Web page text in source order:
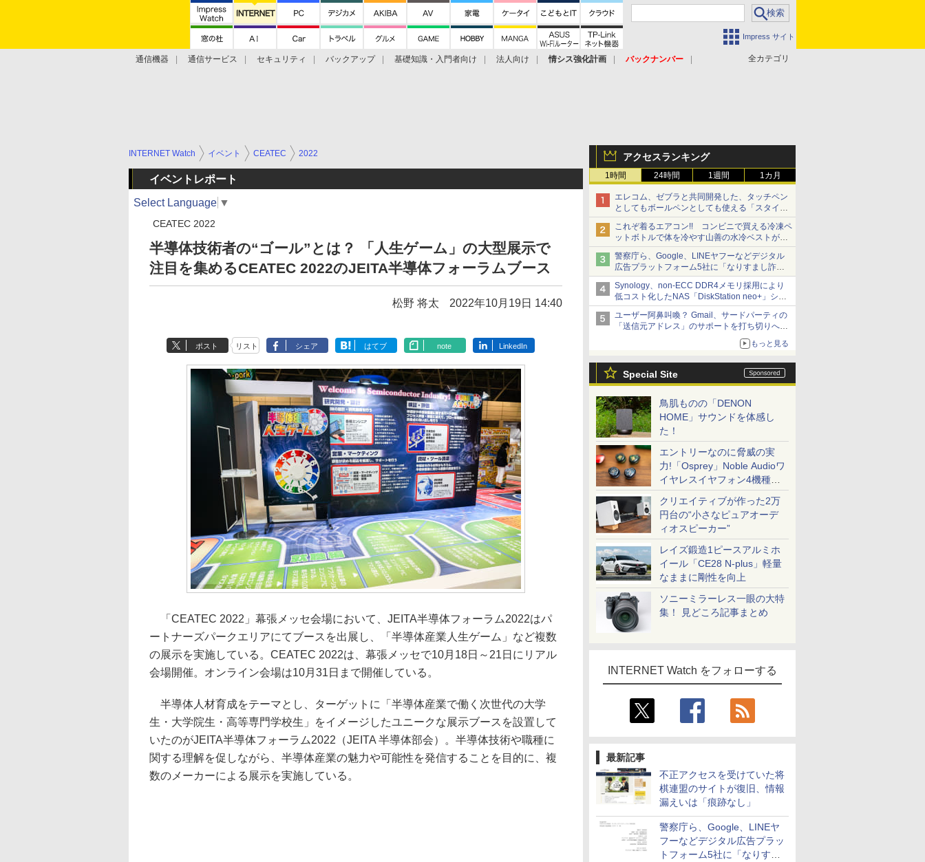
Impress サイト
全カテゴリ
通信機器 通信サービス セキュリティ バックアップ 基礎知識・入門者向け 法人向け 情シス強化計画
バックナンバー
アクセスランキング
1時間 24時間 1週間 1カ月
エレコム、ゼブラと共同開発した、タッチペン
としてもボールペンとしても使える「スタイラ
スツーウェイ」発売 iPadにも紙にも、持ち替
えずに書き込める
これぞ着るエアコン!! コンビニで買える冷凍ペ
ットボトルで体を冷やす山善の水冷ベストがロ
ードバイクにちょうどいい【ぼっち・ざ・ろー
ど！その14】【空いた時間でなにしてる？】
警察庁ら、Google、LINEヤフーなどデジタル
広告プラットフォーム5社に「なりすまし詐欺
広告」対策強化を要請 著名人の写真や映像を
使った投資詐欺などへの対策として
Synology、non-ECC DDR4メモリ採用により
低コスト化したNAS「DiskStation neo+」シリ
ーズ 予算を抑えて導入でき、ECCメモリへの
アップグレードも可能
ユーザー阿鼻叫喚？ Gmail、サードパーティの
「送信元アドレス」のサポートを打ち切りへ
もっと見る
Special Site
鳥肌ものの「DENON
HOME」サウンドを体感し
た！
エントリーなのに脅威の実
力!「Osprey」Noble Audioワ
イヤレスイヤフォン4機種を
一気に聴く
クリエイティブが作った2万
円台の“小さなピュアオーデ
ィオスピーカー”
レイズ鍛造1ピースアルミホ
イール「CE28 N-plus」軽量
なままに剛性を向上
ソニーミラーレス一眼の大特
集！ 見どころ記事まとめ
INTERNET Watch をフォローする
最新記事
不正アクセスを受けていた将
棋連盟のサイトが復旧、情報
漏えいは「痕跡なし」
警察庁ら、Google、LINEヤ
フーなどデジタル広告プラッ
トフォーム5社に「なりすま
INTERNET Watch イベント CEATEC 2022
イベントレポート
Select Language ▼
CEATEC 2022
半導体技術者の“ゴール”とは？ 「人生ゲーム」の大型展示で
注目を集めるCEATEC 2022のJEITA半導体フォーラムブース
松野 将太 2022年10月19日 14:40
ポスト リスト シェア はてブ note LinkedIn
「CEATEC 2022」幕張メッセ会場において、JEITA半導体フォーラム2022はパ
ートナーズパークエリアにてブースを出展し、「半導体産業人生ゲーム」など複数
の展示を実施している。CEATEC 2022は、幕張メッセで10月18日～21日にリアル
会場開催。オンライン会場は10月31日まで開催している。
半導体人材育成をテーマとし、ターゲットに「半導体産業で働く次世代の大学
生・大学院生・高等専門学校生」をイメージしたユニークな展示ブースを設置して
いたのがJEITA半導体フォーラム2022（JEITA 半導体部会）。半導体技術や職種に
関する理解を促しながら、半導体産業の魅力や可能性を発信することを目的に、複
数のメーカーによる展示を実施している。